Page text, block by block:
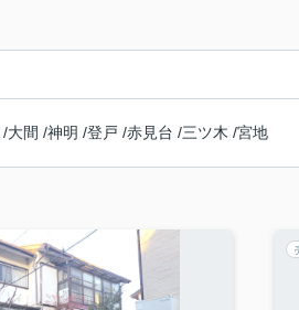
/大間 /神明 /登戸 /赤見台 /三ツ木 /宮地